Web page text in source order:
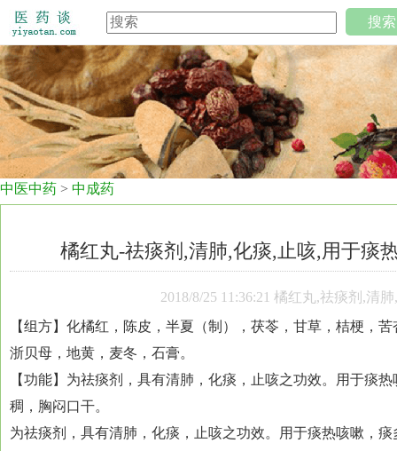
搜索
中医中药 > 中成药
橘红丸-祛痰剂,清肺,化痰,止咳,用于痰
2018/8/25 11:36:21 橘红丸,祛痰剂,清
【组方】化橘红，陈皮，半夏（制），茯苓，甘草，桔梗，
浙贝母，地黄，麦冬，石膏。
【功能】为祛痰剂，具有清肺，化痰，止咳之功效。用于痰
稠，胸闷口干。
为祛痰剂，具有清肺，化痰，止咳之功效。用于痰热咳嗽，